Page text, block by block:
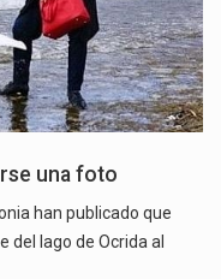
una foto
han publicado que
del lago de Ocrida al